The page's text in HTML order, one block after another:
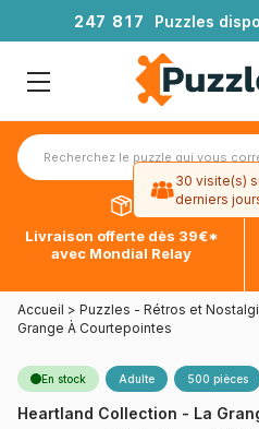
247 81 7 Puzzles
Livraison offerte dès 39€*
avec Mondial Relay
Accueil > Puzzles - Rétros et
Grange À Courtepointes
En stock Adulte 500 pièces
Heartland Collection - La
30 visite(s)
derniers